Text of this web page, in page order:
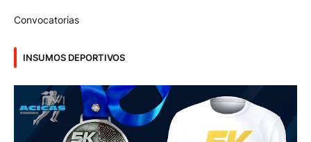
Convocatorias
INSUMOS DEPORTIVOS